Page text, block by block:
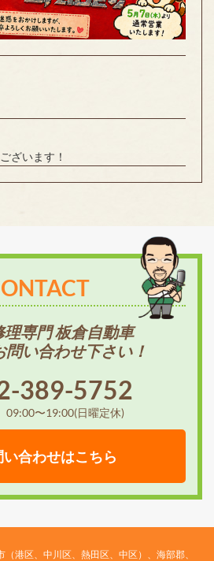
ざいます！
理専門 板倉自動車
問い合わせ下さい！
389-5752
〜19:00(日曜定休)
合わせはこちら
港区、中川区、熱田区、中区）、海部郡、